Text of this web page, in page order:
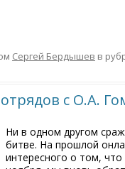
Сергей Бердышев в
с О.А.
Ни в одном другом
битве. На прошлой
интересного о том,